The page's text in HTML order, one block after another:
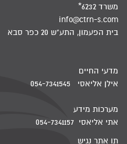
משרד 6232*
info@ctrn-s.com
בית הפעמון, התע"ש 20 כפר סבא
מדעי החיים
אילן אליאסי 054-7341545
מערכות מידע
אתי אליאסי 054-7341157
תו אתר נגיש